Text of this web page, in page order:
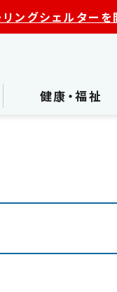
リングシェルターを
健康・福祉